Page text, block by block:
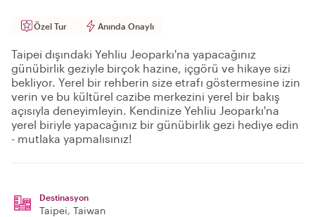
Özel Tur Anında Onaylı
Taipei dışındaki Yehliu Jeoparkı'na yapacağınız
günübirlik geziyle birçok hazine, içgörü ve hikaye sizi
bekliyor. Yerel bir rehberin size etrafı göstermesine izin
verin ve bu kültürel cazibe merkezini yerel bir bakış
açısıyla deneyimleyin. Kendinize Yehliu Jeoparkı'na
yerel biriyle yapacağınız bir günübirlik gezi hediye edin
- mutlaka yapmalısınız!
Destinasyon
Taipei, Taiwan